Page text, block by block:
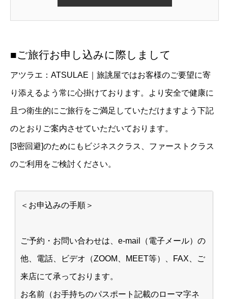
■ご旅行お申し込みに際しまして
アツラエ：ATSULAE｜旅誂屋ではお客様のご要望に寄
り添えるよう常に心掛けております。より安全で健康に
且つ衛生的にご旅行をご満足していただけますよう下記
のとおりご案内させていただいております。
[3密回避]のためにもビジネスクラス、ファーストクラス
のご利用をご検討ください。
＜お申込みの手順＞
ご予約・お問い合わせは、e-mail（電子メール）の
他、電話、ビデオ（ZOOM、MEET等）、FAX、ご
来店にて承っております。
お名前（お手持ちのパスポート記載のローマ字ネ